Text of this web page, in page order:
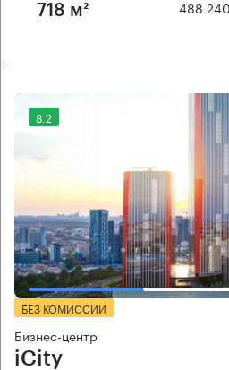
718 м² 488
8.2
БЕЗ КОМИССИИ
Бизнес-центр
iCity